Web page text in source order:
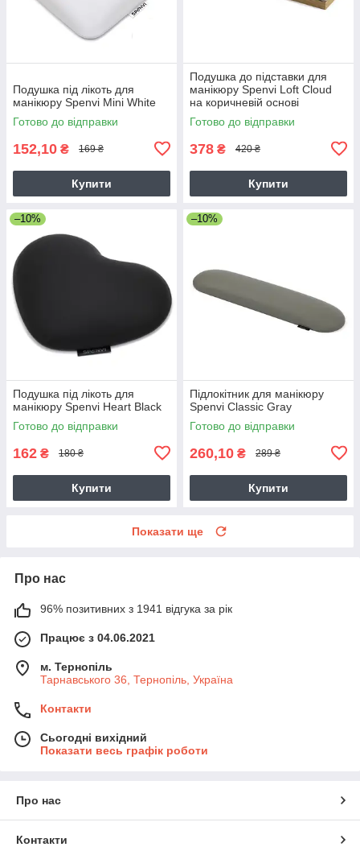
Подушка під лікоть для
манікюру Spenvi Mini White
Готово до відправки
152,10 ₴ 169 ₴
Купити
Подушка до підставки для
манікюру Spenvi Loft Cloud
на коричневій основі
Готово до відправки
378 ₴ 420 ₴
Купити
–10%
Подушка під лікоть для
манікюру Spenvi Heart Black
Готово до відправки
162 ₴ 180 ₴
Купити
–10%
Підлокітник для манікюру
Spenvi Classic Gray
Готово до відправки
260,10 ₴ 289 ₴
Купити
Показати ще
Про нас
96% позитивних з 1941 відгука за рік
Працює з 04.06.2021
м. Тернопіль
Тарнавського 36, Тернопіль, Україна
Контакти
Сьогодні вихідний
Показати весь графік роботи
Про нас
Контакти